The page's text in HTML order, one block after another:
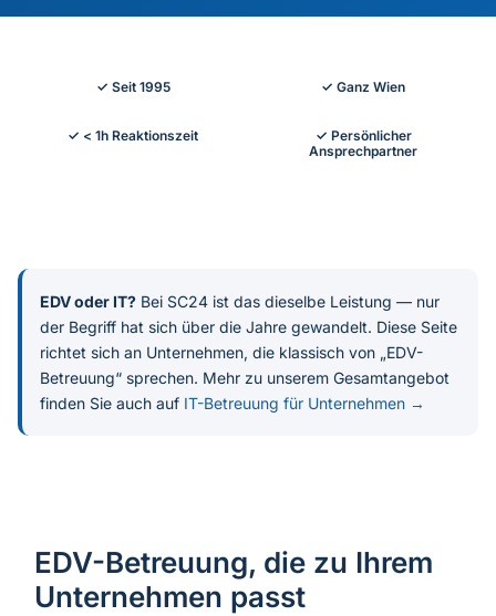
✓ Seit 1995 ✓ Ganz Wien
✓ < 1h Reaktionszeit
✓ Persönlicher
Ansprechpartner
EDV oder IT? Bei SC24 ist das dieselbe Leistung — nur
der Begriff hat sich über die Jahre gewandelt. Diese Seite
richtet sich an Unternehmen, die klassisch von „EDV-
Betreuung“ sprechen. Mehr zu unserem Gesamtangebot
finden Sie auch auf IT-Betreuung für Unternehmen →
EDV-Betreuung, die zu Ihrem
Unternehmen passt